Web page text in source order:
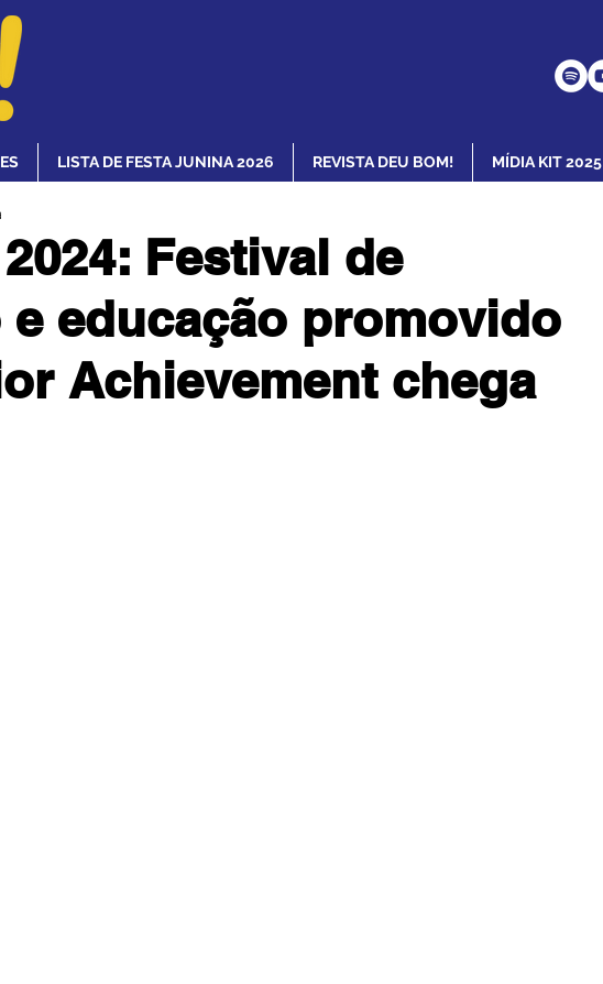
LISTA DE FESTA JUNINA 2026 REVISTA DEU BOM! MÍDIA KIT 2025
Festival de
e educação promovido
Achievement chega